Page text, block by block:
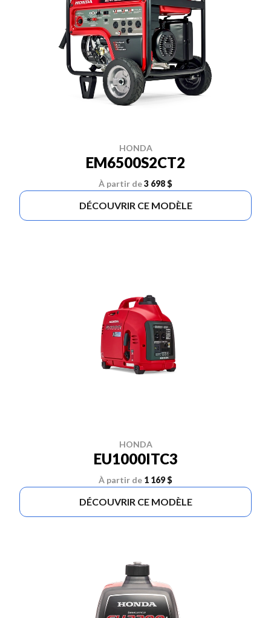
HONDA
EM6500S2CT2
À partir de3 698 $
DÉCOUVRIR CE MODÈLE
HONDA
EU1000ITC3
À partir de 1 169 $
DÉCOUVRIR CE MODÈLE